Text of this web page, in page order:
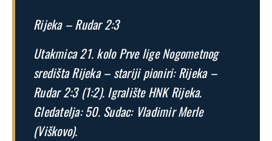
Rijeka – Rudar 2:3
Utakmica 21. kolo Prve lige Nogometnog
središta Rijeka – stariji pioniri: Rijeka –
Rudar 2:3 (1:2). Igralište HNK Rijeka.
Gledatelja: 50. Sudac: Vladimir Merle
(Viškovo).